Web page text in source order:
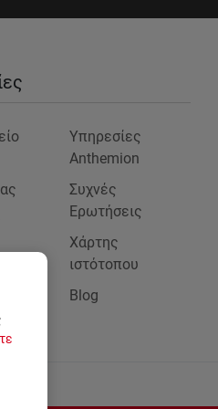
Υπηρεσίες
Anthemion
Συχνές
Ερωτήσεις
Χάρτης
ιστότοπου
Blog